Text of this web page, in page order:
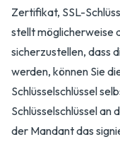
Zertifikat, SSL-
stellt möglicherweise
sicherzustellen, dass
werden, können Sie
Schlüsselschlüssel
Schlüsselschlüssel
der Mandant das